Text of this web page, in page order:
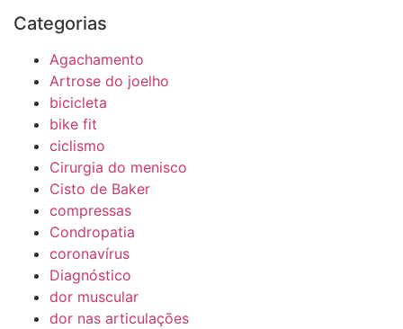
Categorias
Agachamento
Artrose do joelho
bicicleta
bike fit
ciclismo
Cirurgia do menisco
Cisto de Baker
compressas
Condropatia
coronavírus
Diagnóstico
dor muscular
dor nas articulações